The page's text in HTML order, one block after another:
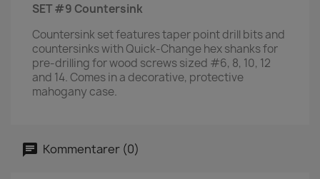
SET #9 Countersink
Countersink set features taper point drill bits and
countersinks with Quick-Change hex shanks for
pre-drilling for wood screws sized #6, 8, 10, 12
and 14. Comes in a decorative, protective
mahogany case.
Kommentarer (0)